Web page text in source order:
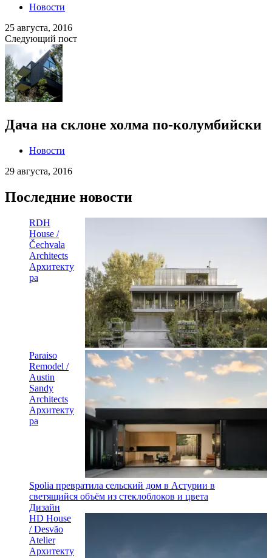
Новости
25 августа, 2016
Следующий пост
Дача на склоне холма по-колумбийски
Новости
29 августа, 2016
Последние новости
RDH
House /
Čechvala
Architects
Архитекту
ра
Paraiso
Remodel /
Austin
Sandy
Architects
Архитекту
ра
Spolia превратила сельский дом в Астурии в
светящийся объём из стеклоблоков и цвета
Дизайн
HD House
/ Desvão
Atelier
Архитекту